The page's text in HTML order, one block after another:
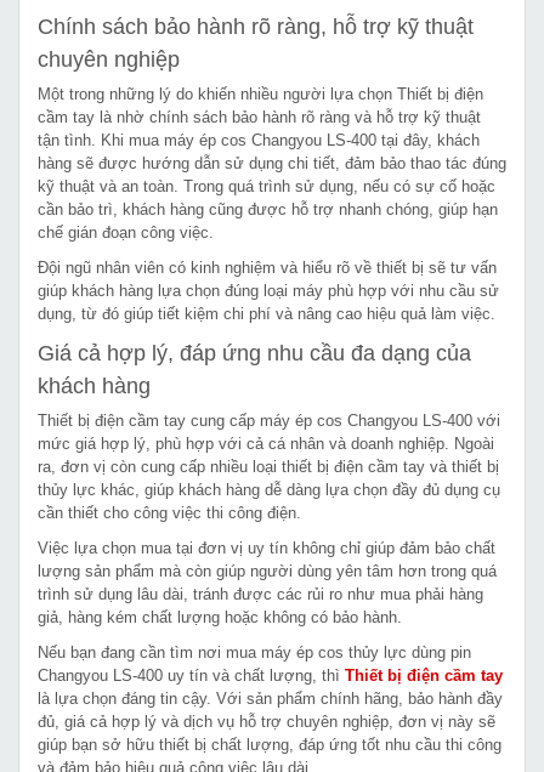
Chính sách bảo hành rõ ràng, hỗ trợ kỹ thuật
chuyên nghiệp
Một trong những lý do khiến nhiều người lựa chọn Thiết bị điện
cầm tay là nhờ chính sách bảo hành rõ ràng và hỗ trợ kỹ thuật
tận tình. Khi mua máy ép cos Changyou LS-400 tại đây, khách
hàng sẽ được hướng dẫn sử dụng chi tiết, đảm bảo thao tác đúng
kỹ thuật và an toàn. Trong quá trình sử dụng, nếu có sự cố hoặc
cần bảo trì, khách hàng cũng được hỗ trợ nhanh chóng, giúp hạn
chế gián đoạn công việc.
Đội ngũ nhân viên có kinh nghiệm và hiểu rõ về thiết bị sẽ tư vấn
giúp khách hàng lựa chọn đúng loại máy phù hợp với nhu cầu sử
dụng, từ đó giúp tiết kiệm chi phí và nâng cao hiệu quả làm việc.
Giá cả hợp lý, đáp ứng nhu cầu đa dạng của
khách hàng
Thiết bị điện cầm tay cung cấp máy ép cos Changyou LS-400 với
mức giá hợp lý, phù hợp với cả cá nhân và doanh nghiệp. Ngoài
ra, đơn vị còn cung cấp nhiều loại thiết bị điện cầm tay và thiết bị
thủy lực khác, giúp khách hàng dễ dàng lựa chọn đầy đủ dụng cụ
cần thiết cho công việc thi công điện.
Việc lựa chọn mua tại đơn vị uy tín không chỉ giúp đảm bảo chất
lượng sản phẩm mà còn giúp người dùng yên tâm hơn trong quá
trình sử dụng lâu dài, tránh được các rủi ro như mua phải hàng
giả, hàng kém chất lượng hoặc không có bảo hành.
Nếu bạn đang cần tìm nơi mua máy ép cos thủy lực dùng pin
Changyou LS-400 uy tín và chất lượng, thì Thiết bị điện cầm tay
là lựa chọn đáng tin cậy. Với sản phẩm chính hãng, bảo hành đầy
đủ, giá cả hợp lý và dịch vụ hỗ trợ chuyên nghiệp, đơn vị này sẽ
giúp bạn sở hữu thiết bị chất lượng, đáp ứng tốt nhu cầu thi công
và đảm bảo hiệu quả công việc lâu dài.